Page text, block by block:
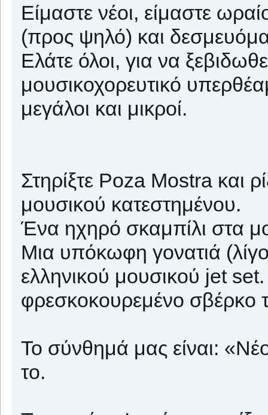
Είμαστε νέοι, είμαστε
(προς ψηλό) και
Ελάτε όλοι, για να
μουσικοχορευτικό
μεγάλοι και μικροί.
Στηρίξτε Poza Mostra και
μουσικού κατεστημένου.
Ένα ηχηρό σκαμπίλι στα
Μια υπόκωφη γονατιά
ελληνικού μουσικού jet
φρεσκοκουρεμένο σβέρκο
Το σύνθημά μας είναι:
το.